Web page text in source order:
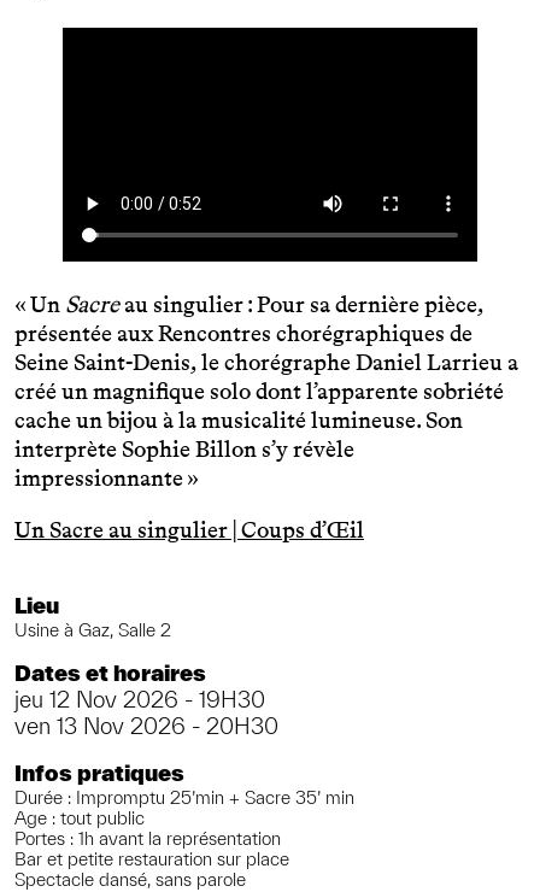
« Un Sacreau singulier : Pour sa dernière pièce,
présentée aux Rencontres chorégraphiques de
Seine Saint-Denis, le chorégraphe Daniel Larrieu a
créé un magnifique solo dont l’apparente sobriété
cache un bijou à la musicalité lumineuse. Son
interprète Sophie Billon s’y révèle
impressionnante »
Un Sacre au singulier | Coups d’Œil
Lieu
Usine à Gaz, Salle 2
Dates et horaires
jeu 12 Nov 2026 - 19H30
ven 13 Nov 2026 - 20H30
Infos pratiques
Durée : Impromptu 25’min + Sacre 35’ min
Age : tout public
Portes : 1h avant la représentation
Bar et petite restauration sur place
Spectacle dansé, sans parole